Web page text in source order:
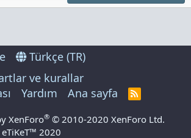
Türkçe (TR)
ve kurallar
Yardım Ana sayfa
R
S
XenForo® © 2010-2020 XenForo Ltd.
2020